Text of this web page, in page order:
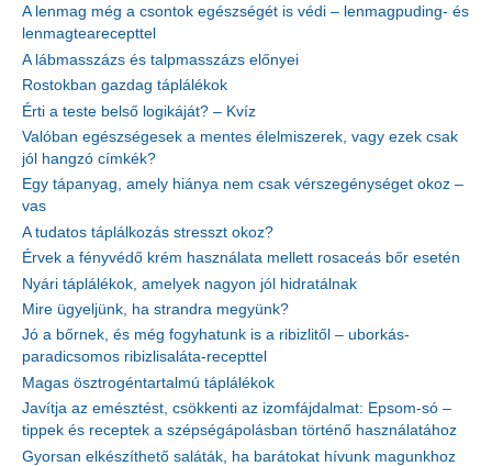
A lenmag még a csontok egészségét is védi – lenmagpuding- és
lenmagtearecepttel
A lábmasszázs és talpmasszázs előnyei
Rostokban gazdag táplálékok
Érti a teste belső logikáját? – Kvíz
Valóban egészségesek a mentes élelmiszerek, vagy ezek csak
jól hangzó címkék?
Egy tápanyag, amely hiánya nem csak vérszegénységet okoz –
vas
A tudatos táplálkozás stresszt okoz?
Érvek a fényvédő krém használata mellett rosaceás bőr esetén
Nyári táplálékok, amelyek nagyon jól hidratálnak
Mire ügyeljünk, ha strandra megyünk?
Jó a bőrnek, és még fogyhatunk is a ribizlitől – uborkás-
paradicsomos ribizlisaláta-recepttel
Magas ösztrogéntartalmú táplálékok
Javítja az emésztést, csökkenti az izomfájdalmat: Epsom-só –
tippek és receptek a szépségápolásban történő használatához
Gyorsan elkészíthető saláták, ha barátokat hívunk magunkhoz